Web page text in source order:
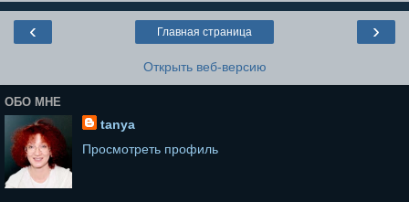
‹ ›
Главная страница
Открыть веб-версию
ОБО МНЕ
tanya
Просмотреть профиль